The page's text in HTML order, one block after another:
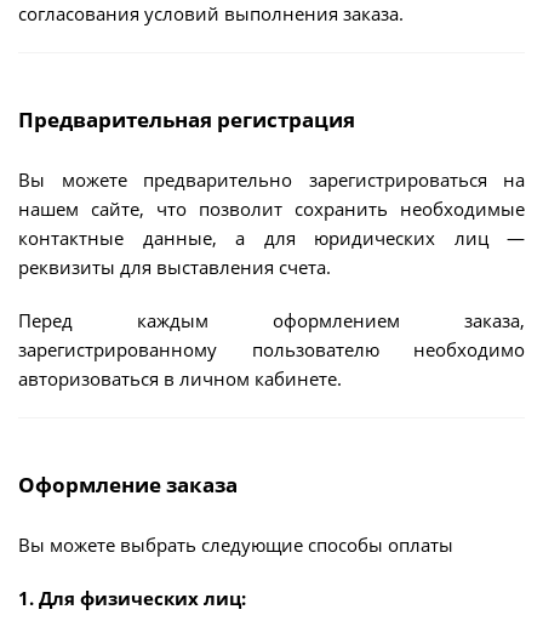
согласования условий выполнения заказа.
Предварительная регистрация
Вы можете предварительно зарегистрироваться на
нашем сайте, что позволит сохранить необходимые
контактные данные, а для юридических лиц —
реквизиты для выставления счета.
Перед каждым оформлением заказа,
зарегистрированному пользователю необходимо
авторизоваться в личном кабинете.
Оформление заказа
Вы можете выбрать следующие способы оплаты
1. Для физических лиц: